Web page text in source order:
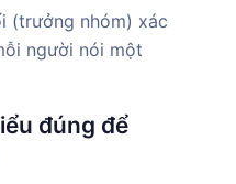
(trưởng nhóm) xác
người nói một
đúng để